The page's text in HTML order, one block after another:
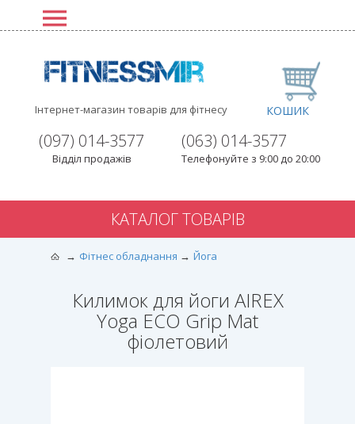
Інтернет-магазин товарів для фітнесу
(063) 014-3577
Телефонуйте з 9:00 до 20:00
(097) 014-3577
Відділ продажів
КОШИК
КАТАЛОГ ТОВАРІВ
Фітнес обладнання Йога
Килимок для йоги AIREX
Yoga ECO Grip Mat
фіолетовий